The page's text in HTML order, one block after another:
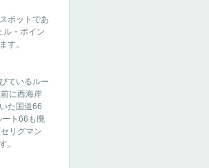
ポットであ
ル・ポイン
す。
ているルー
に西海岸
た国道66
ト66も廃
リグマン
。